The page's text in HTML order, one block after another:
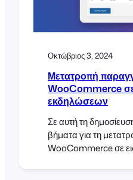
Οκτώβριος 3, 2024
Μετατροπή
WooCommerce σε
εκδηλώσεων
Σε αυτή τη
βήματα για τη
WooCommerce σε